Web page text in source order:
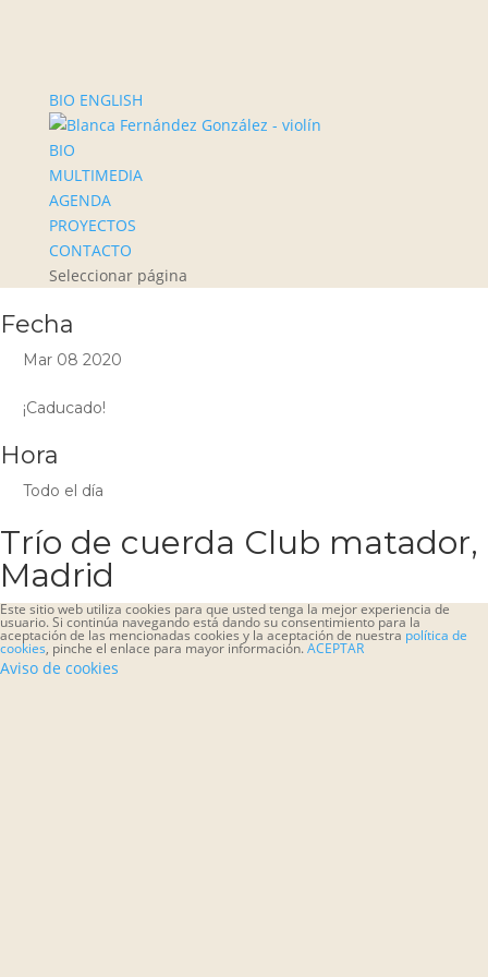
BIO ENGLISH
BIO
MULTIMEDIA
AGENDA
PROYECTOS
CONTACTO
Seleccionar página
Fecha
Mar 08 2020
¡Caducado!
Hora
Todo el día
Trío de cuerda Club matador,
Madrid
Este sitio web utiliza cookies para que usted tenga la mejor experiencia de
usuario. Si continúa navegando está dando su consentimiento para la
aceptación de las mencionadas cookies y la aceptación de nuestra política de
cookies, pinche el enlace para mayor información.ACEPTAR
Aviso de cookies